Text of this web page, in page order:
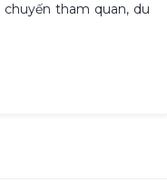
tham quan, du